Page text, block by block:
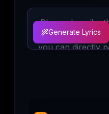
Generate Lyrics